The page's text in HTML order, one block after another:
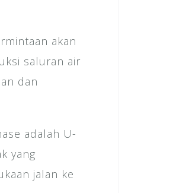
akan
saluran air
dan
adalah U-
yang
jalan ke